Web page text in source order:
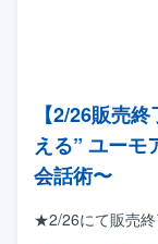
【2/26販売
える” ユーモ
会話術〜
★2/26にて販売終